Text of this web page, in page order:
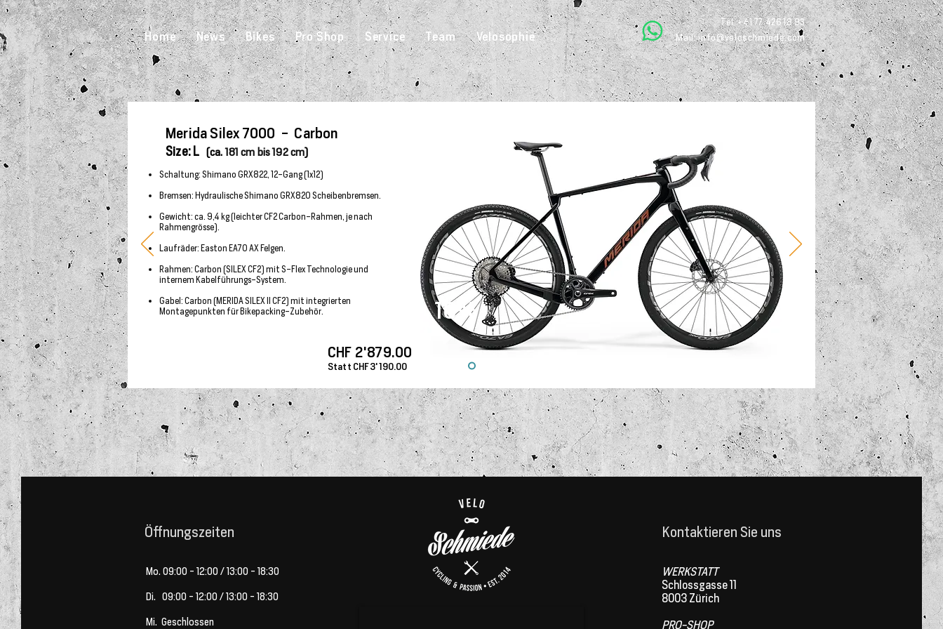
Home News Bikes Pro Shop Service Team Velosophie
Tel. +41 77 426 18 93
Mail:info@veloschmiede.com
Merida Silex 7000 - Carbon
Size: L (ca.181 cm bis 192 cm)
Schaltung: Shimano GRX822, 12-Gang (1x12)
Bremsen: Hydraulische Shimano GRX820 Scheibenbremsen.
Gewicht: ca. 9,4 kg (leichter CF2 Carbon-Rahmen, je nach
Rahmengrösse).
Laufräder: Easton EA70 AX Felgen.
Rahmen: Carbon (SILEX CF2) mit S-Flex Technologie und
internem Kabelführungs-System.
Gabel: Carbon (MERIDA SILEX II CF2) mit integrierten
Montagepunkten für Bikepacking-Zubehör.
CHF 2'879.00
10%
Statt CHF 3'190.00
Öffnungszeiten
Mo. 09:00 - 12:00 / 13:00 - 18:30
Di. 09:00 - 12:00 / 13:00 - 18:30
Mi. Geschlossen
Kontaktieren Sie uns
WERKSTATT
Schlossgasse 11
8003 Zürich
PRO-SHOP